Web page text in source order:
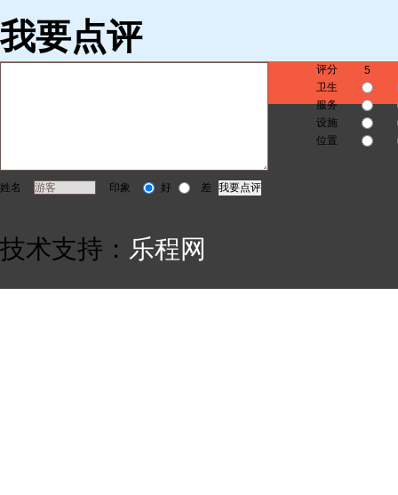
我要点评
评分
5
卫生
服务
设施
位置
姓名 印象 好 差
技术支持： 乐程网